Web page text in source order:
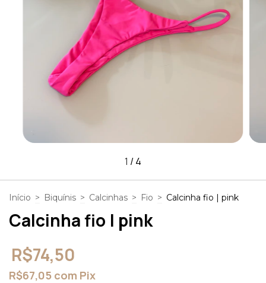
1 /4
Início > Biquínis > Calcinhas > Fio > Calcinha fio | pink
Calcinha fio | pink
R$74,50
R$67,05 com Pix